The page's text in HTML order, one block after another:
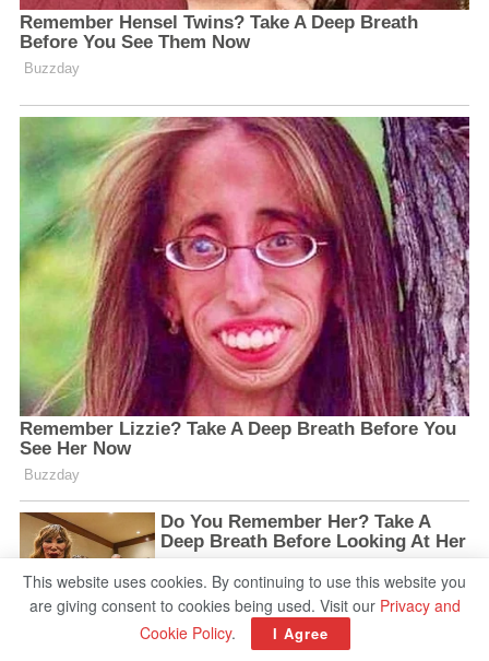
This website uses cookies. By continuing to use this website you
are giving consent to cookies being used. Visit our Privacy and
Cookie Policy. I Agree